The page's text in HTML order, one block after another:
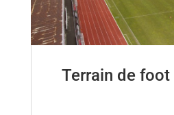
Terrain de foot